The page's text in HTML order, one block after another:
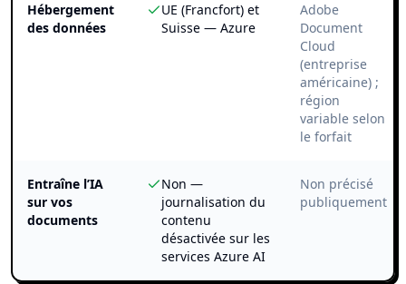
Hébergement
des données
UE (Francfort) et
Suisse — Azure
Adobe
Document
Cloud
(entreprise
américaine) ;
région
variable selon
le forfait
Entraîne l’IA
sur vos
documents
Non —
journalisation du
contenu
désactivée sur les
services Azure AI
Non précisé
publiquement